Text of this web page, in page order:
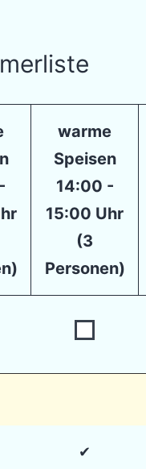
warme
Speisen
14:00 -
15:00 Uhr
(3
Personen)
✔